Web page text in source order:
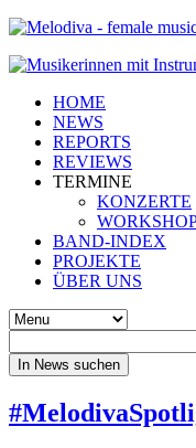
HOME
NEWS
REPORTS
REVIEWS
TERMINE
KONZERTE
BAND-INDEX
PROJEKTE
ÜBER UNS
In News suchen